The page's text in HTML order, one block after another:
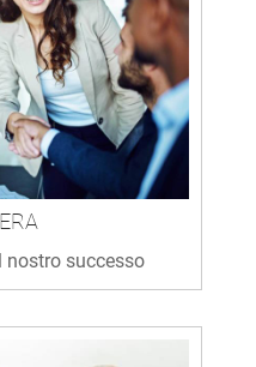
nostro successo